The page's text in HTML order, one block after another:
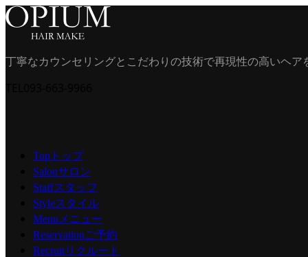
丁寧なカウンセリングとこだわりの技術で再現性の高いヘア
Top トップ
Salonサロン
Staffスタッフ
Styleスタイル
Menuメニュー
Reservationご予約
Recruitリクルート